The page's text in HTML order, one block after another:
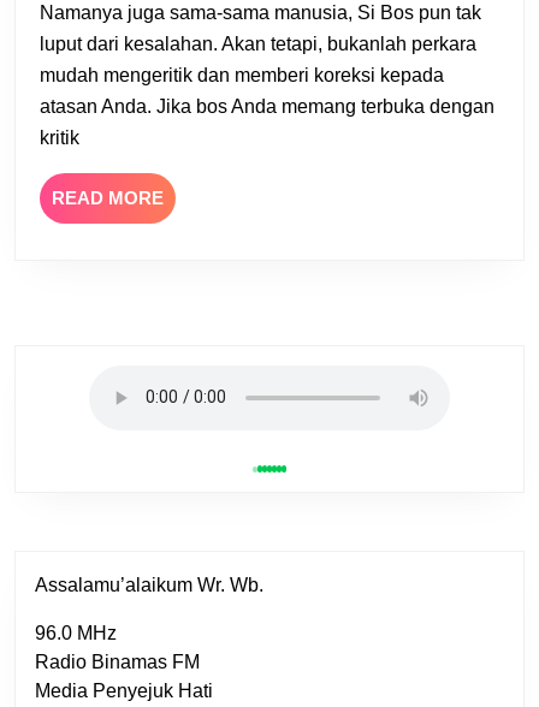
Bos
Namanya juga sama-sama manusia, Si Bos pun tak
luput dari kesalahan. Akan tetapi, bukanlah perkara
mudah mengeritik dan memberi koreksi kepada
atasan Anda. Jika bos Anda memang terbuka dengan
kritik
READ MORE READ
MORE
Assalamu’alaikum Wr. Wb.
96.0 MHz
Radio Binamas FM
Media Penyejuk Hati